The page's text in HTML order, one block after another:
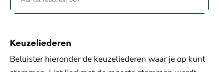
Keuzeliederen
Beluister hieronder de keuzeliederen waar je op kunt